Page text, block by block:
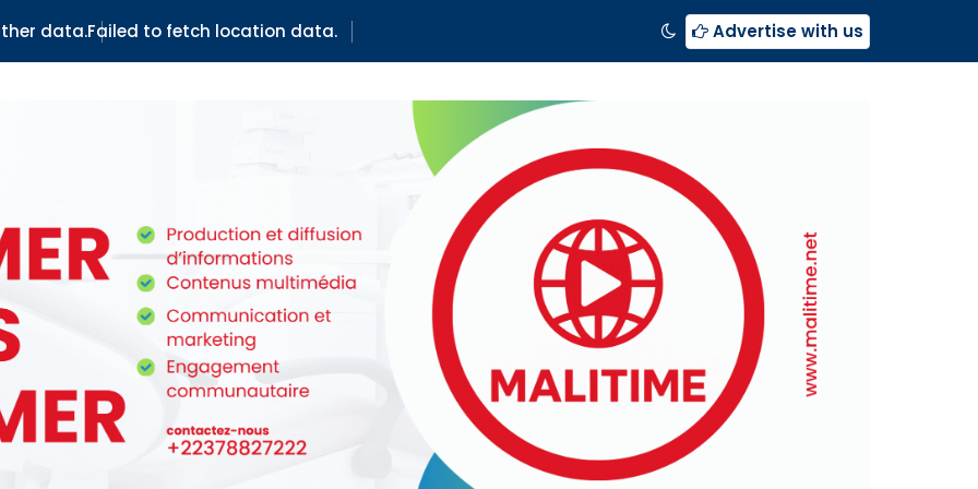
data.Failed to fetch location data. Advertise with us